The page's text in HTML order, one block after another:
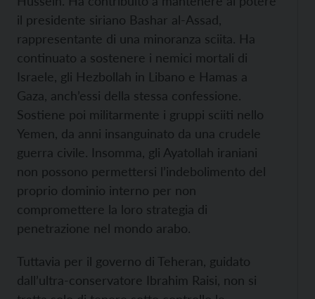
il presidente siriano Bashar al-Assad,
rappresentante di una minoranza sciita. Ha
continuato a sostenere i nemici mortali di
Israele, gli Hezbollah in Libano e Hamas a
Gaza, anch’essi della stessa confessione.
Sostiene poi militarmente i gruppi sciiti nello
Yemen, da anni insanguinato da una crudele
guerra civile. Insomma, gli Ayatollah iraniani
non possono permettersi l’indebolimento del
proprio dominio interno per non
compromettere la loro strategia di
penetrazione nel mondo arabo.
Tuttavia per il governo di Teheran, guidato
dall’ultra-conservatore Ibrahim Raisi, non si